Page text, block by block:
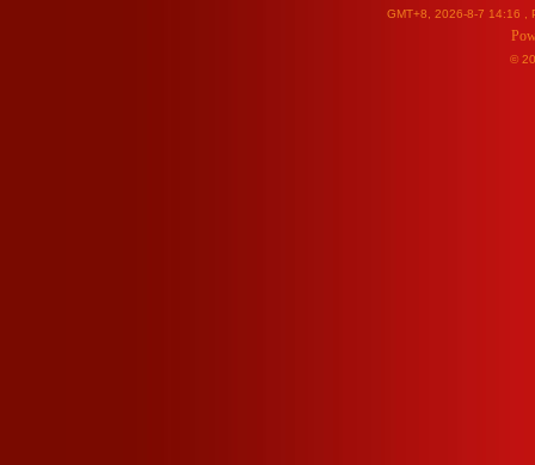
GMT+8, 2026-8-7 14:16 ,
©